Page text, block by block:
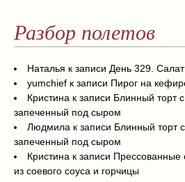
Разбор полетов
Наталья к записи День 329.
yumchief к записи Пирог на
Кристина к записи Блинный торт
запеченный под сыром
Людмила к записи Блинный торт
запеченный под сыром
Кристина к записи Прессованные
из соевого соуса и горчицы